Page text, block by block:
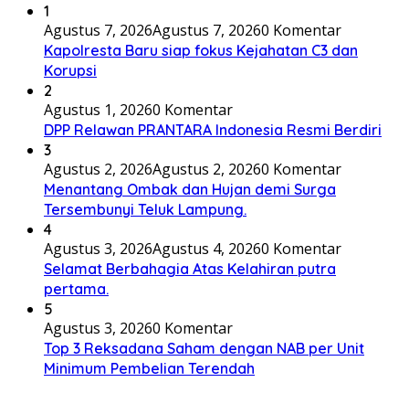
1
Agustus 7, 2026Agustus 7, 20260 Komentar
Kapolresta Baru siap fokus Kejahatan C3 dan
Korupsi
2
Agustus 1, 20260 Komentar
DPP Relawan PRANTARA Indonesia Resmi Berdiri
3
Agustus 2, 2026Agustus 2, 20260 Komentar
Menantang Ombak dan Hujan demi Surga
Tersembunyi Teluk Lampung.
4
Agustus 3, 2026Agustus 4, 20260 Komentar
Selamat Berbahagia Atas Kelahiran putra
pertama.
5
Agustus 3, 20260 Komentar
Top 3 Reksadana Saham dengan NAB per Unit
Minimum Pembelian Terendah